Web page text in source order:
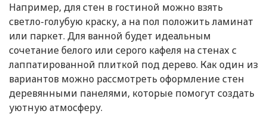
Например, для стен в гостиной можно взять
светло-голубую краску, а на пол положить ламинат
или паркет. Для ванной будет идеальным
сочетание белого или серого кафеля на стенах с
лаппатированной плиткой под дерево. Как один из
вариантов можно рассмотреть оформление стен
деревянными панелями, которые помогут создать
уютную атмосферу.